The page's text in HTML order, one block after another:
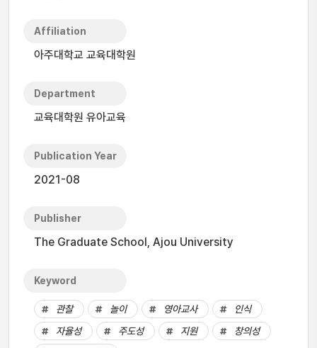
Affiliation
아주대학교 교육대학원
Department
교육대학원 유아교육
Publication Year
2021-08
Publisher
The Graduate School, Ajou University
Keyword
관찰 놀이 영아교사
인식
자율성
주도성 지원
창의성